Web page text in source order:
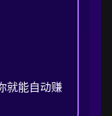
就能自动赚